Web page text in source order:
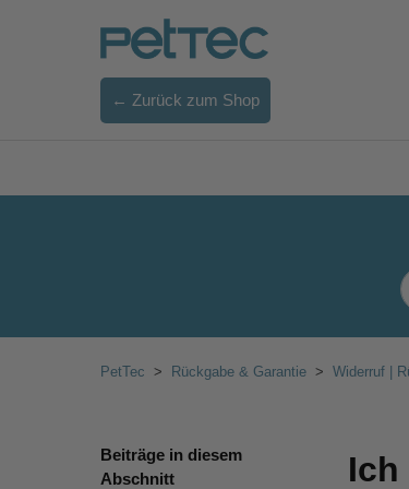
← Zurück zum Shop
PetTec Rückgabe & Garantie Widerruf |
Beiträge in diesem
Abschnitt
Ich